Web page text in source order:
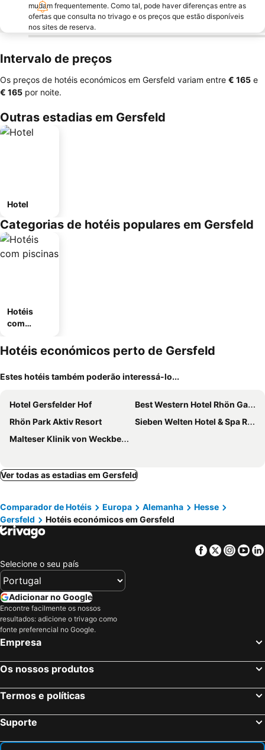
mudam frequentemente. Como tal, pode haver diferenças entre as
ofertas que consulta no trivago e os preços que estão disponíveis
nos sites de reserva.
Intervalo de preços
Os preços de hotéis económicos em Gersfeld variam entre ‎€ 165 e
‎€ 165 por noite.
Outras estadias em Gersfeld
Hotel
Categorias de hotéis populares em Gersfeld
Hotéis
com
Hotéis económicos perto de Gersfeld
Estes hotéis também poderão interessá-lo...
Hotel Gersfelder Hof
Best Western Hotel Rhön Garden
Rhön Park Aktiv Resort
Sieben Welten Hotel & Spa Resort
Malteser Klinik von Weckbecker
Ver todas as estadias em Gersfeld
Comparador de Hotéis Europa Alemanha
Hesse
Gersfeld
Hotéis económicos em Gersfeld
Facebook
Twitter
Selecione o seu país
Adicionar no Google
Encontre facilmente os nossos
resultados: adicione o trivago como
fonte preferencial no Google.
Empresa
Os nossos produtos
Termos e políticas
Suporte